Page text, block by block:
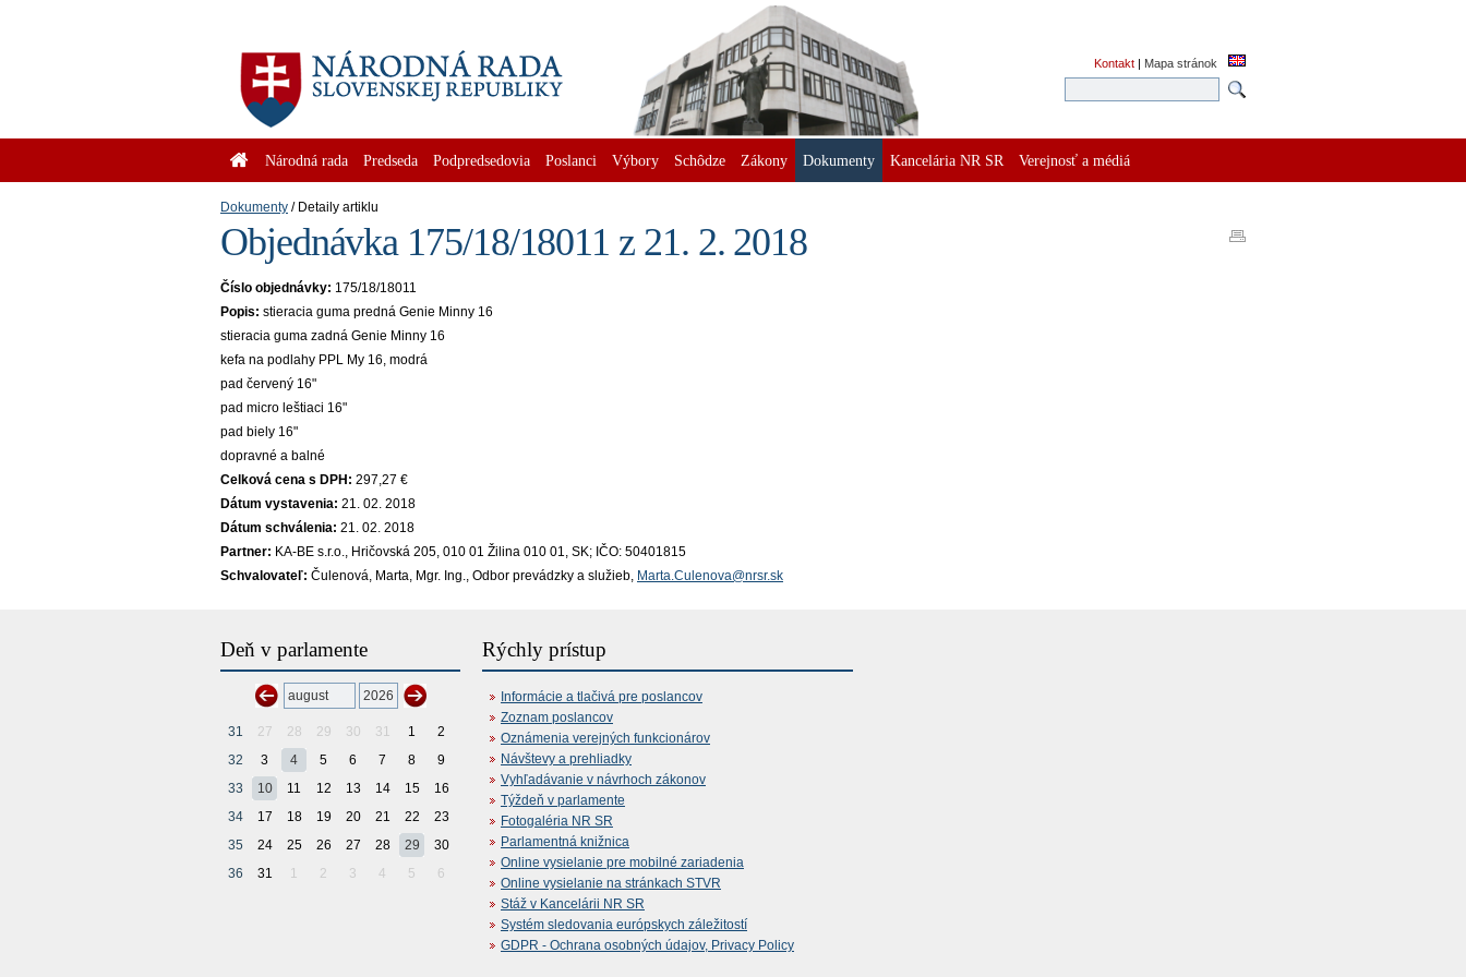
Kontakt | Mapa stránok
Národná rada Predseda Podpredsedovia Poslanci Výbory Schôdze Zákony Dokumenty Kancelária NR SR Verejnosť a médiá
Dokumenty Detaily artiklu
Objednávka 175/18/18011 z 21. 2. 2018
Číslo objednávky: 175/18/18011
Popis: stieracia guma predná Genie Minny 16
stieracia guma zadná Genie Minny 16
kefa na podlahy PPL My 16, modrá
pad červený 16"
pad micro leštiaci 16"
pad biely 16"
dopravné a balné
Celková cena s DPH: 297,27 €
Dátum vystavenia: 21. 02. 2018
Dátum schválenia: 21. 02. 2018
Partner: KA-BE s.r.o., Hričovská 205, 010 01 Žilina 010 01, SK; IČO: 50401815
Schvalovateľ: Čulenová, Marta, Mgr. Ing., Odbor prevádzky a služieb, Marta.Culenova@nrsr.sk
Deň v parlamente
31 27 28 29 30 31 1
2
32
3 4 5 6 7 8
9
33
10 11 12 13 14 15
16
34
17 18 19 20 21 22
23
35
24 25 26 27 28 29
30
36
31 1 2 3 4 5 6
Rýchly prístup
Informácie a tlačivá pre poslancov
Zoznam poslancov
Oznámenia verejných funkcionárov
Návštevy a prehliadky
Vyhľadávanie v návrhoch zákonov
Týždeň v parlamente
Fotogaléria NR SR
Parlamentná knižnica
Online vysielanie pre mobilné zariadenia
Online vysielanie na stránkach STVR
Stáž v Kancelárii NR SR
Systém sledovania európskych záležitostí
GDPR - Ochrana osobných údajov, Privacy Policy